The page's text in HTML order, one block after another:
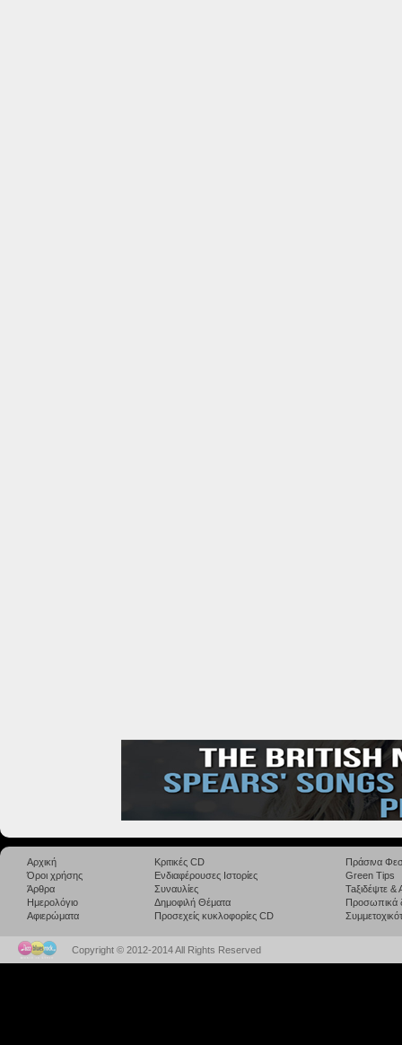
Αρχική
Όροι χρήσης
Άρθρα
Ημερολόγιο
Αφιερώματα
Κριτικές CD
Ενδιαφέρουσες Ιστορίες
Συναυλίες
Δημοφιλή Θέματα
Προσεχείς κυκλοφορίες CD
Πράσινα
Green Tips
Taξιδέψτε
Προσωπικά
Copyright © 2012-2014 All Rights Reserved